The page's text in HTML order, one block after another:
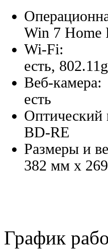
Win 7 Home
Wi-Fi:
есть, 802.11g
Веб-камера:
есть
Оптический
BD-RE
Размеры и
382 мм x
+7
График